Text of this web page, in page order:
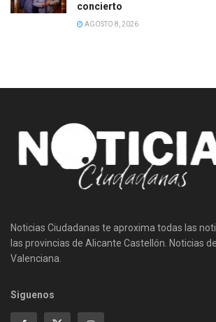
concierto
AGOSTO 8, 2026
Noticias Ciudadanas te aproxima todas las
las provincias de Alicante Castellón. Noticias
Valenciana.
Siguenos